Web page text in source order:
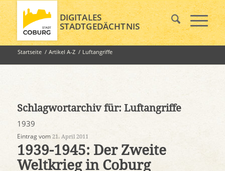
DIGITALES
STADTGEDÄCHTNIS
Startseite / Artikel A-Z / Luftangriffe
Schlagwortarchiv für: Luftangriffe
1939
Eintrag vom 21. April 2011
1939-1945: Der Zweite
Weltkrieg in Coburg